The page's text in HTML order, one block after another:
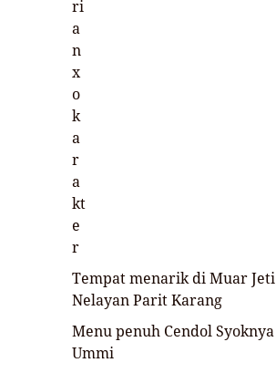
Tempat menarik di Muar Jeti
Nelayan Parit Karang
Menu penuh Cendol Syoknya
Ummi